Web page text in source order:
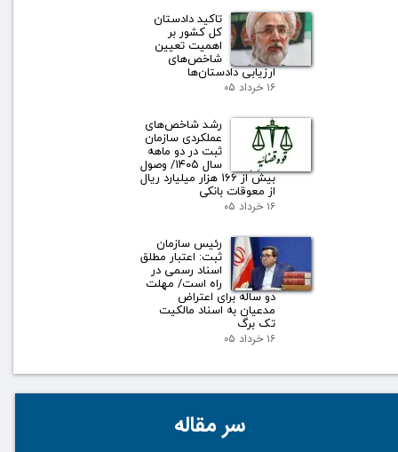
تاکید دادستان
کل کشور بر
اهمیت تعیین
شاخص‌های
ارزیابی دادستان‌ها
۱۶ خرداد ۰۵
رشد شاخص‌های
عملکردی سازمان
ثبت در دو ماهه
سال ۱۴۰۵/ وصول
بیش از ۱۶۶ هزار میلیارد ریال
از معوقات بانکی
۱۶ خرداد ۰۵
رئیس سازمان
ثبت: اعتبار مطلق
اسناد رسمی در
راه است/ مهلت
دو ساله برای اعتراض
مدعیان به اسناد مالکیت
تک برگ
۱۶ خرداد ۰۵
سر مقاله